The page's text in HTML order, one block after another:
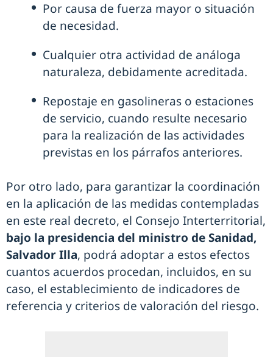
Por causa de fuerza mayor o situación
de necesidad.
Cualquier otra actividad de análoga
naturaleza, debidamente acreditada.
Repostaje en gasolineras o estaciones
de servicio, cuando resulte necesario
para la realización de las actividades
previstas en los párrafos anteriores.
Por otro lado, para garantizar la coordinación
en la aplicación de las medidas contempladas
en este real decreto, el Consejo Interterritorial,
bajo la presidencia del ministro de Sanidad,
Salvador Illa, podrá adoptar a estos efectos
cuantos acuerdos procedan, incluidos, en su
caso, el establecimiento de indicadores de
referencia y criterios de valoración del riesgo.